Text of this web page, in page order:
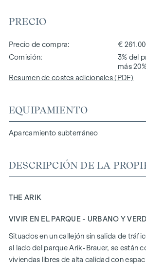
PRECIO
Precio de compra
€
Comisión
3% del
más
Resumen de costes adicionales (PDF)
EQUIPAMIENTO
Aparcamiento subterráneo
DESCRIPCIÓN DE LA
THE ARIK
VIVIR EN EL PARQUE - URBANO Y
Situados en un callejón sin salida de
al lado del parque Arik-Brauer, se están
viviendas libres de alta calidad con